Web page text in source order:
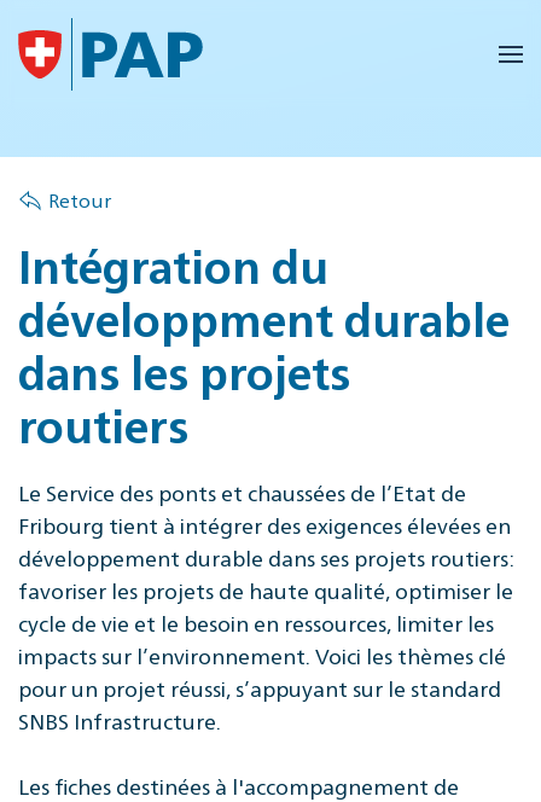
Accéder au contenu principal
Retour
Intégration du
développment durable
dans les projets
routiers
Le Service des ponts et chaussées de l’Etat de
Fribourg tient à intégrer des exigences élevées en
développement durable dans ses projets routiers:
favoriser les projets de haute qualité, optimiser le
cycle de vie et le besoin en ressources, limiter les
impacts sur l’environnement. Voici les thèmes clé
pour un projet réussi, s’appuyant sur le standard
SNBS Infrastructure.
Les fiches destinées à l'accompagnement de